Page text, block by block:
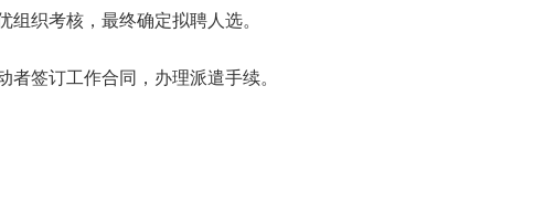
织考核，最终确定拟聘人选。
签订工作合同，办理派遣手续。